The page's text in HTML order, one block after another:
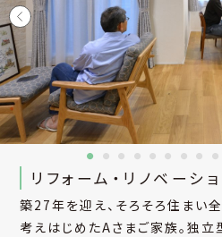
リフォーム・リノベーシ
築27年を迎え、そろそろ住まい
考えはじめたAさまご家族。独立
● ● ● ● ● ● ● ● ●